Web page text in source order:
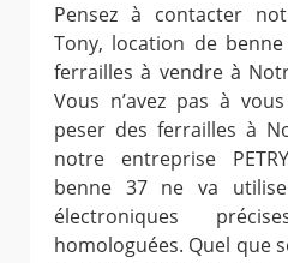
Pensez à contacter
Tony, location de
ferrailles à vendre à
Vous n’avez pas à
peser des ferrailles à
notre entreprise
benne 37 ne va
électroniques
homologuées. Quel que